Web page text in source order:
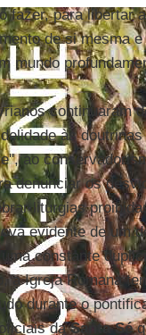
fazer, para libertar
de si mesma
mundo
continuaram
às
ao
denunciar os
liturgias
evidente de um
constante
a Igreja Romana
durante o
daSanta Sé